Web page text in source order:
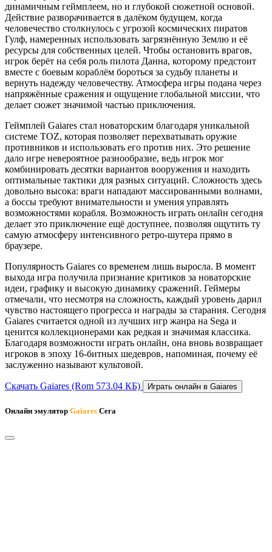
динамичным геймплеем, но и глубокой сюжетной основой.
Действие разворачивается в далёком будущем, когда
человечество столкнулось с угрозой космических пиратов
Гулф, намеренных использовать загрязнённую Землю и её
ресурсы для собственных целей. Чтобы остановить врагов,
игрок берёт на себя роль пилота Данна, которому предстоит
вместе с боевым кораблём бороться за судьбу планеты и
вернуть надежду человечеству. Атмосфера игры подана через
напряжённые сражения и ощущение глобальной миссии, что
делает сюжет значимой частью приключения.
Геймплей Gaiares стал новаторским благодаря уникальной
системе TOZ, которая позволяет перехватывать оружие
противников и использовать его против них. Это решение
дало игре невероятное разнообразие, ведь игрок мог
комбинировать десятки вариантов вооружения и находить
оптимальные тактики для разных ситуаций. Сложность здесь
довольно высока: враги нападают массированными волнами,
а боссы требуют внимательности и умения управлять
возможностями корабля. Возможность играть онлайн сегодня
делает это приключение ещё доступнее, позволяя ощутить ту
самую атмосферу интенсивного ретро-шутера прямо в
браузере.
Популярность Gaiares со временем лишь выросла. В момент
выхода игра получила признание критиков за новаторские
идеи, графику и высокую динамику сражений. Геймеры
отмечали, что несмотря на сложность, каждый уровень дарил
чувство настоящего прогресса и награды за старания. Сегодня
Gaiares считается одной из лучших игр жанра на Sega и
ценится коллекционерами как редкая и значимая классика.
Благодаря возможности играть онлайн, она вновь возвращает
игроков в эпоху 16-битных шедевров, напоминая, почему её
заслуженно называют культовой.
Скачать Gaiares (Rom 573.04 КБ) Играть онлайн в Gaiares
Онлайн эмулятор Gaiares Сега